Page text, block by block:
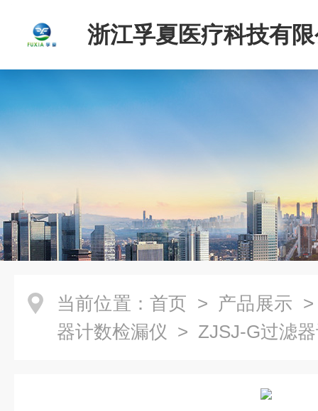
浙江孚夏医疗科技有
当前位置： 首页 > 产品展示
器计数检漏仪 > ZJSJ-G过滤